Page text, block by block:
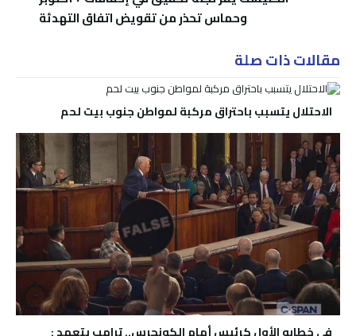
وحماس تحذر من تقويض اتفاق التهدئة
مقالات ذات صلة
الاحتلال يتسبب باحتراق مركبة لمواطن جنوب بيت لحم